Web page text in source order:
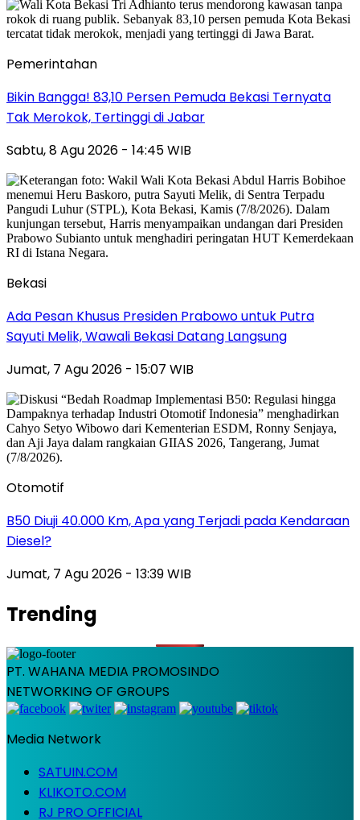
Pemerintahan
Bikin Bangga! 83,10 Persen Pemuda Bekasi Ternyata
Tak Merokok, Tertinggi di Jabar
Sabtu, 8 Agu 2026 - 14:45 WIB
Bekasi
Ada Pesan Khusus Presiden Prabowo untuk Putra
Sayuti Melik, Wawali Bekasi Datang Langsung
Jumat, 7 Agu 2026 - 15:07 WIB
Otomotif
B50 Diuji 40.000 Km, Apa yang Terjadi pada Kendaraan
Diesel?
Jumat, 7 Agu 2026 - 13:39 WIB
Trending
PT. WAHANA MEDIA PROMOSINDO
NETWORKING OF GROUPS
Media Network
SATUIN.COM
KLIKOTO.COM
RJ PRO OFFICIAL